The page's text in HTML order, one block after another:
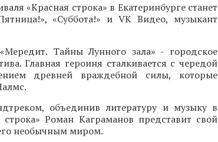
«Красная строка» в Екатеринбурге станет
«Суббота!» и VK Видео, музыкант
Тайны Лунного зала» - городское
Главная героиня сталкивается с чередой
древней враждебной силы, которые
объединив литературу и музыку в
Роман Каграманов представит свой
необычным миром.